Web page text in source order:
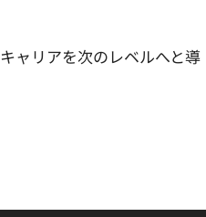
ャリアを次のレベルへと導